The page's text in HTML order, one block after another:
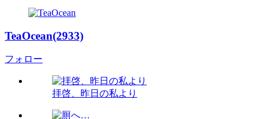
TeaOcean(2933)
フォロー
拝啓、昨日の私より